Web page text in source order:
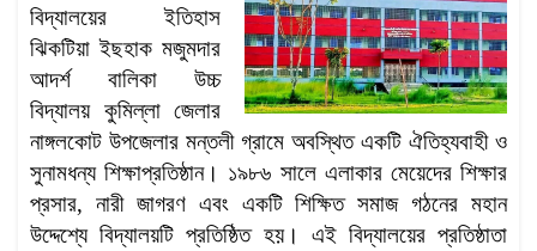
বিদ্যালয়ের ইতিহাস
ঝিকটিয়া ইছহাক মজুমদার
আদর্শ বালিকা উচ্চ
বিদ্যালয় কুমিল্লা জেলার
নাঙ্গলকোট উপজেলার মন্তলী গ্রামে অবস্থিত একটি ঐতিহ্যবাহী ও
সুনামধন্য শিক্ষাপ্রতিষ্ঠান। ১৯৮৬ সালে এলাকার মেয়েদের শিক্ষার
প্রসার, নারী জাগরণ এবং একটি শিক্ষিত সমাজ গঠনের মহান
উদ্দেশ্যে বিদ্যালয়টি প্রতিষ্ঠিত হয়। এই বিদ্যালয়ের প্রতিষ্ঠাতা